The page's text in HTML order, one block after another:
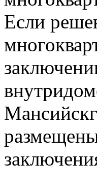
Если